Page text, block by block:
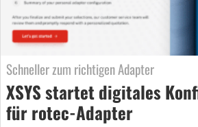
Schneller zum richtigen Adapter
XSYS startet digitales
für rotec-Adapter